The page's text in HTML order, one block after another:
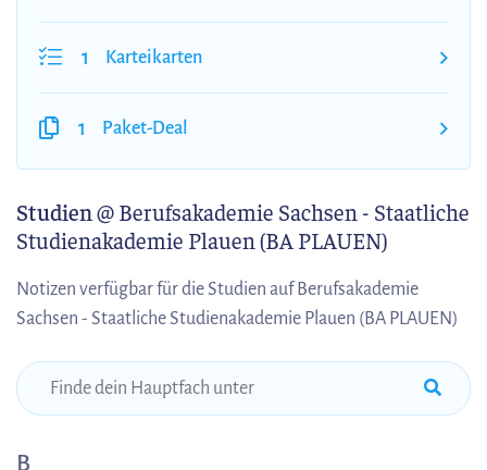
1 Karteikarten
1 Paket-Deal
Studien@ Berufsakademie Sachsen - Staatliche
Studienakademie Plauen (BA PLAUEN)
Notizen verfügbar für die Studien auf Berufsakademie
Sachsen - Staatliche Studienakademie Plauen (BA PLAUEN)
B